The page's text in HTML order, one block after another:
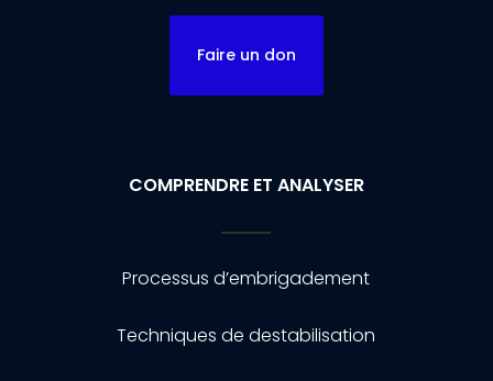
Faire un don
COMPRENDRE ET ANALYSER
Processus d’embrigadement
Techniques de destabilisation